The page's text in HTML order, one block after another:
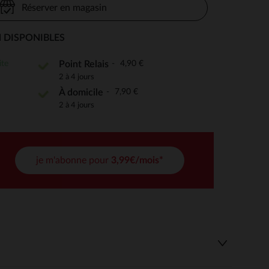
de confidentialité, en garantissant la conformité avec
Réserver en magasin
Point Relais 4,90 €
2 à 4 jours
À domicile 7,90 €
2 à 4 jours
je m'abonne pour 3,99€/mois*